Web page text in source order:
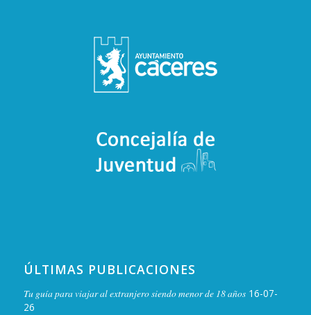
ÚLTIMAS PUBLICACIONES
Tu guía para viajar al extranjero siendo menor de 18 años 16-07-
26